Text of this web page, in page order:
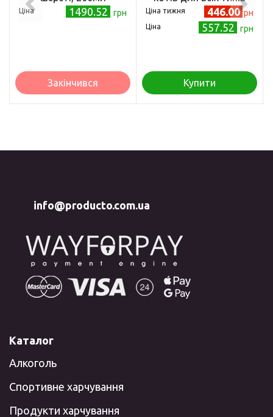
Ціна 1490.52 грн
Закінчився
шерсті освіжаючий
трав'яний 300 мл (IV-
4685)
Ціна тижня 446.00грн
Ціна 557.52 грн
Купити
info@producto.com.ua
Каталог
Алкоголь
Спортивне харчування
Продукти харчування